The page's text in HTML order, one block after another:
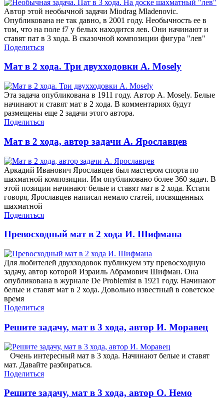
Автор этой необычной задачи Miodrag Mladenovic.
Опубликована не так давно, в 2001 году. Необычность ее в
том, что на поле f7 у белых находится лев. Они начинают и
ставят пат в 3 хода. В сказочной композиции фигура "лев"
Поделиться
Мат в 2 хода. Три двухходовки A. Mosely
Эта задача опубликована в 1911 году. Автор A. Mosely. Белые
начинают и ставят мат в 2 хода. В комментариях будут
размещены еще 2 задачи этого автора.
Поделиться
Мат в 2 хода, автор задачи А. Ярославцев
Аркадий Иванович Ярославцев был мастером спорта по
шахматной композиции. Им опубликовано более 360 задач. В
этой позиции начинают белые и ставят мат в 2 хода. Кстати
говоря, Ярославцев написал немало статей, посвященных
шахматной
Поделиться
Превосходный мат в 2 хода И. Шифмана
Для любителей двухходовок публикуем эту превосходную
задачу, автор которой Израиль Абрамович Шифман. Она
опубликована в журнале De Problemist в 1921 году. Начинают
белые и ставят мат в 2 хода. Довольно известный в советское
время
Поделиться
Решите задачу, мат в 3 хода, автор И. Моравец
Очень интересный мат в 3 хода. Начинают белые и ставят
мат. Давайте разбираться.
Поделиться
Решите задачу, мат в 3 хода, автор О. Немо